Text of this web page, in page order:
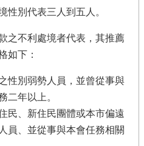
性別代表三人到五人。
之不利處境者代表，其推薦
如下：
性別弱勢人員，並曾從事與
二年以上。
民、新住民團體或本市偏遠
員、並從事與本會任務相關